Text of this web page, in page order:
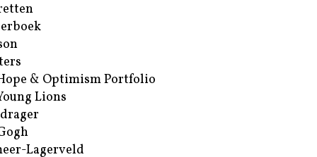
& Optimism Portfolio
Lions
Lagerveld